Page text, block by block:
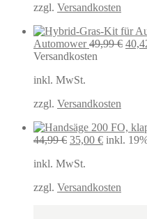
zzgl. Versandkosten
Automower 49,99€
Versandkosten
inkl. MwSt.
zzgl. Versandkosten
44,99€ Ursprünglicher
war:
35,00 €Aktueller
inkl.
inkl. MwSt.
zzgl. Versandkosten